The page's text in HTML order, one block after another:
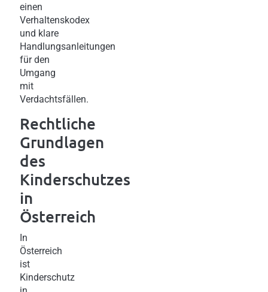
einen
Verhaltenskodex
und klare
Handlungsanleitungen
für den
Umgang
mit
Verdachtsfällen.
Rechtliche
Grundlagen
des
Kinderschutzes
in
Österreich
In
Österreich
ist
Kinderschutz